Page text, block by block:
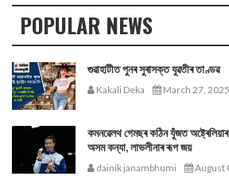
POPULAR NEWS
গুৱাহাটীত পুনৰ সুৰাসক্ত যুৱতীৰ তাণ্ডৱ
Kakali Deka March 27, 2025
কমনৱেলথ গেমছৰ কঠিন যুঁজত
অসম কন্যা, লাভলীনাৰ ৰূপ জয়
dainik janambhumi August